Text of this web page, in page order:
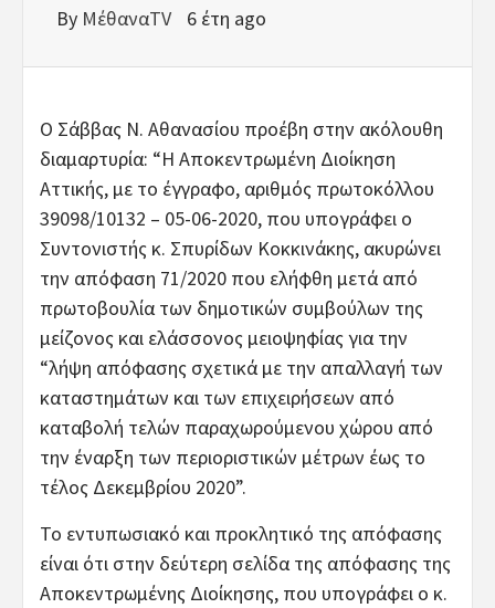
By ΜέθαναTV 6 έτη ago
Ο Σάββας Ν. Αθανασίου προέβη στην ακόλουθη
διαμαρτυρία: “Η Αποκεντρωμένη Διοίκηση
Αττικής, με το έγγραφο, αριθμός πρωτοκόλλου
39098/10132 – 05-06-2020, που υπογράφει ο
Συντονιστής κ. Σπυρίδων Κοκκινάκης, ακυρώνει
την απόφαση 71/2020 που ελήφθη μετά από
πρωτοβουλία των δημοτικών συμβούλων της
μείζονος και ελάσσονος μειοψηφίας για την
“λήψη απόφασης σχετικά με την απαλλαγή των
καταστημάτων και των επιχειρήσεων από
καταβολή τελών παραχωρούμενου χώρου από
την έναρξη των περιοριστικών μέτρων έως το
τέλος Δεκεμβρίου 2020”.
Το εντυπωσιακό και προκλητικό της απόφασης
είναι ότι στην δεύτερη σελίδα της απόφασης της
Αποκεντρωμένης Διοίκησης, που υπογράφει ο κ.